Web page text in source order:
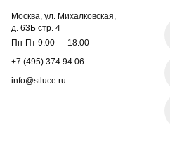
Москва, ул. Михалковская,
д. 63Б стр. 4
Пн-Пт 9:00 — 18:00
+7 (495) 374 94 06
info@stluce.ru